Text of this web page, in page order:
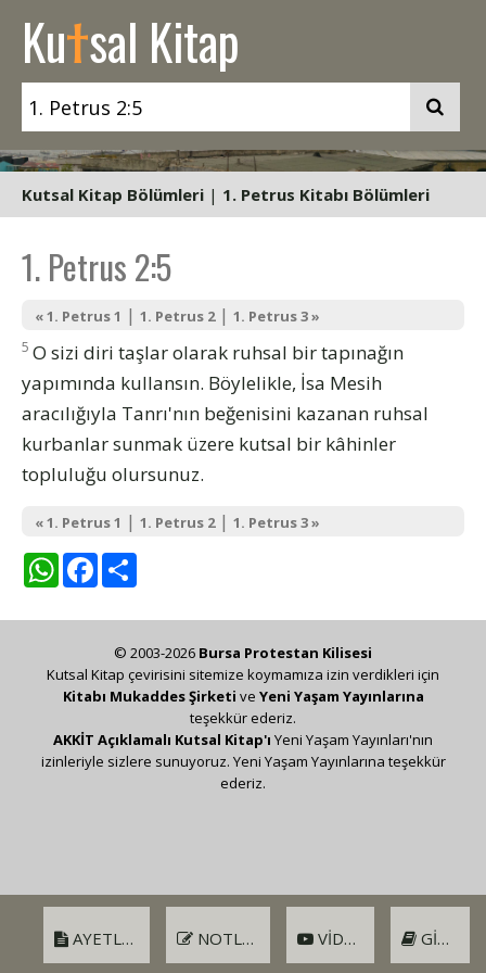
Kutsal Kitap
Kutsal Kitap Bölümleri | 1. Petrus Kitabı Bölümleri
1. Petrus 2:5
« 1. Petrus 1 | 1. Petrus 2| 1. Petrus 3 »
5 O sizi diri taşlar olarak ruhsal bir tapınağın
yapımında kullansın. Böylelikle, İsa Mesih
aracılığıyla Tanrı'nın beğenisini kazanan ruhsal
kurbanlar sunmak üzere kutsal bir kâhinler
topluluğu olursunuz.
« 1. Petrus 1 | 1. Petrus 2| 1. Petrus 3 »
WhatsAppFacebook
AYETLER NOTLAR VIDEO GIRIŞ
© 2003-2026 Bursa Protestan Kilisesi
Kutsal Kitap çevirisini sitemize koymamıza izin verdikleri için
Kitabı Mukaddes Şirketi ve Yeni Yaşam Yayınlarına
teşekkür ederiz.
AKKİT Açıklamalı Kutsal Kitap'ı Yeni Yaşam Yayınları'nın
izinleriyle sizlere sunuyoruz. Yeni Yaşam Yayınlarına teşekkür
ederiz.